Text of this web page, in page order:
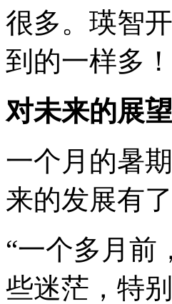
很多。瑛智
到的一样多！
对未来的展望
一个月的暑
来的发展有
“一个多月前
些迷茫，特